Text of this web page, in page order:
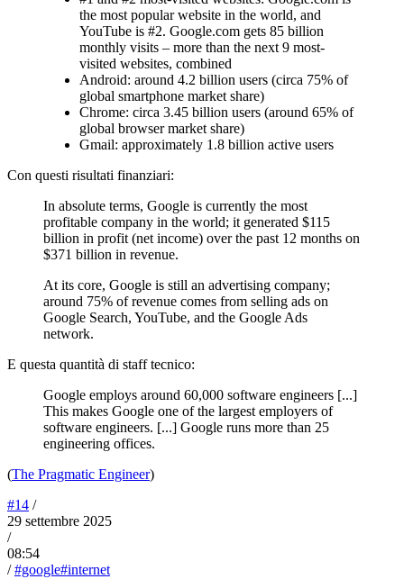
the most popular website in the world, and
YouTube is #2. Google.com gets 85 billion
monthly visits – more than the next 9 most-
visited websites, combined
Android: around 4.2 billion users (circa 75% of
global smartphone market share)
Chrome: circa 3.45 billion users (around 65% of
global browser market share)
Gmail: approximately 1.8 billion active users
Con questi risultati finanziari:
In absolute terms, Google is currently the most
profitable company in the world; it generated $115
billion in profit (net income) over the past 12 months on
$371 billion in revenue.
At its core, Google is still an advertising company;
around 75% of revenue comes from selling ads on
Google Search, YouTube, and the Google Ads
network.
E questa quantità di staff tecnico:
Google employs around 60,000 software engineers [...]
This makes Google one of the largest employers of
software engineers. [...] Google runs more than 25
engineering offices.
(The Pragmatic Engineer)
#14 /
29 settembre 2025
/
08:54
/#google#internet